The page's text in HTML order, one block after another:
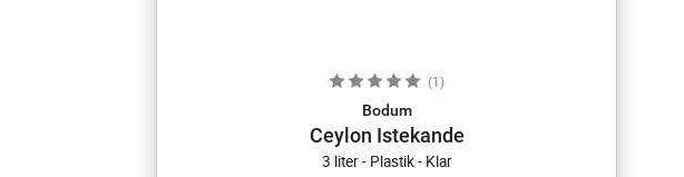
(1 )
Bodum
Ceylon Istekande
3 liter - Plastik - Klar